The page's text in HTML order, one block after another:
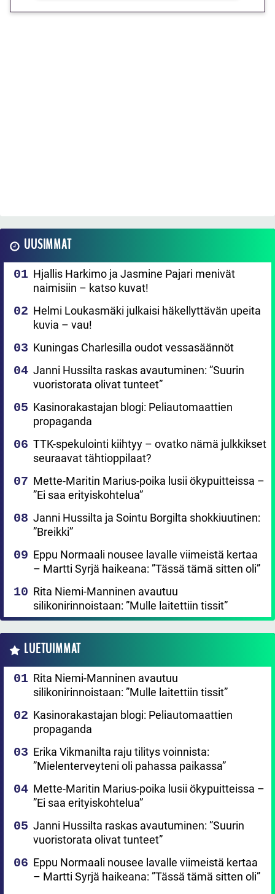
UUSIMMAT
Hjallis Harkimo ja Jasmine Pajari menivät
naimisiin – katso kuvat!
Helmi Loukasmäki julkaisi häkellyttävän upeita
kuvia – vau!
Kuningas Charlesilla oudot vessasäännöt
Janni Hussilta raskas avautuminen: ”Suurin
vuoristorata olivat tunteet”
Kasinorakastajan blogi: Peliautomaattien
propaganda
TTK-spekulointi kiihtyy – ovatko nämä julkkikset
seuraavat tähtioppilaat?
Mette-Maritin Marius-poika lusii ökypuitteissa –
”Ei saa erityiskohtelua”
Janni Hussilta ja Sointu Borgilta shokkiuutinen:
”Breikki”
Eppu Normaali nousee lavalle viimeistä kertaa
– Martti Syrjä haikeana: ”Tässä tämä sitten oli”
Rita Niemi-Manninen avautuu
silikonirinnoistaan: ”Mulle laitettiin tissit”
LUETUIMMAT
Rita Niemi-Manninen avautuu
silikonirinnoistaan: ”Mulle laitettiin tissit”
Kasinorakastajan blogi: Peliautomaattien
propaganda
Erika Vikmanilta raju tilitys voinnista:
”Mielenterveyteni oli pahassa paikassa”
Mette-Maritin Marius-poika lusii ökypuitteissa –
”Ei saa erityiskohtelua”
Janni Hussilta raskas avautuminen: ”Suurin
vuoristorata olivat tunteet”
Eppu Normaali nousee lavalle viimeistä kertaa
– Martti Syrjä haikeana: ”Tässä tämä sitten oli”